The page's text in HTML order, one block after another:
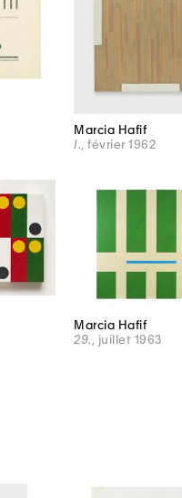
Marcia Hafif
I. , février 1962
Marcia Hafif
29. , juillet 1963